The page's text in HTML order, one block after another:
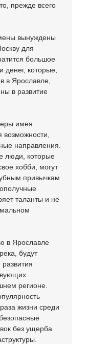
прежде всего
вынуждены
для
большое
денег, которые,
в Ярославле,
в развитие
имея
направления.
люди, которые
хобби, могут
привычкам
таланты и не
в Ярославле
будут
регионе.
жизни среди
без ущерба